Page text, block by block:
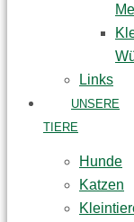
Links
UNSERE
TIERE
Hunde
Katzen